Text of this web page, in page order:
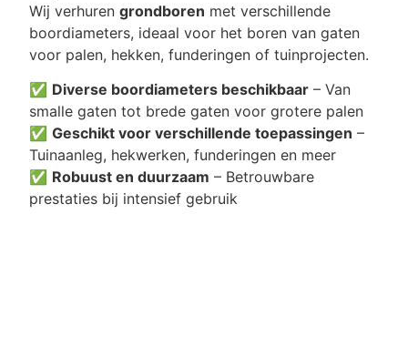
Wij verhurengrondboren met verschillende
boordiameters, ideaal voor het boren van gaten
voor palen, hekken, funderingen of tuinprojecten.
✅ Diverse boordiameters beschikbaar – Van
smalle gaten tot brede gaten voor grotere palen
✅Geschikt voor verschillende toepassingen –
Tuinaanleg, hekwerken, funderingen en meer
✅ Robuust en duurzaam – Betrouwbare
prestaties bij intensief gebruik